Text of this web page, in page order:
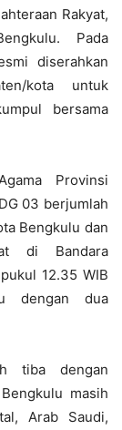
Rakyat,
Pada
diserahkan
kota untuk
bersama
Provinsi
03 berjumlah
Bengkulu dan
di Bandara
12.35 WIB
dengan dua
tiba dengan
masih
Arab Saudi,